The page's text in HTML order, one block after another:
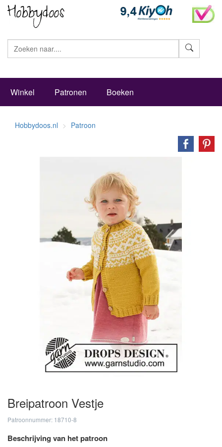
Winkel Patronen Boeken
Hobbydoos.nl Patroon
Breipatroon Vestje
Patroonnummer: 18710-8
Beschrijving van het patroon